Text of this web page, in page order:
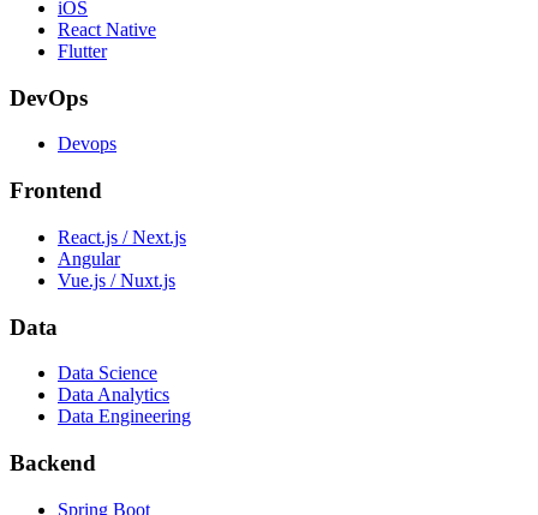
iOS
React Native
Flutter
DevOps
Devops
Frontend
React.js / Next.js
Angular
Vue.js / Nuxt.js
Data
Data Science
Data Analytics
Data Engineering
Backend
Spring Boot